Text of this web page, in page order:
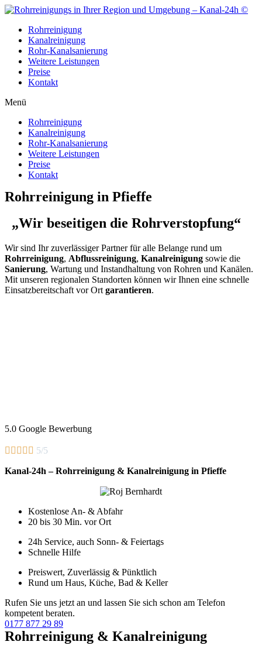
Zum
wechselnRohrreinigung
Kanalreinigung
Rohr-Kanalsanierung
Weitere Leistungen
Preise
Kontakt
Menü
Rohrreinigung
Kanalreinigung
Rohr-Kanalsanierung
Weitere Leistungen
Preise
Kontakt
Rohrreinigung in Pfieffe
„Wir beseitigen die Rohrverstopfung“
Wir sind Ihr zuverlässiger Partner für alle Belange rund um
Rohrreinigung, Abflussreinigung, Kanalreinigung sowie die
Sanierung, Wartung und Instandhaltung von Rohren und Kanälen.
Mit unseren regionalen Standorten können wir Ihnen eine schnelle
Einsatzbereitschaft vor Ort garantieren.
5.0 Google Bewerbung
     5/5
Kanal-24h – Rohrreinigung & Kanalreinigung in Pfieffe
Kostenlose An- & Abfahr
20 bis 30 Min. vor Ort
24h Service, auch Sonn- & Feiertags
Schnelle Hilfe
Preiswert, Zuverlässig & Pünktlich
Rund um Haus, Küche, Bad & Keller
Rufen Sie uns jetzt an und lassen Sie sich schon am Telefon
kompetent beraten.
0177 877 29 89
Rohrreinigung & Kanalreinigung